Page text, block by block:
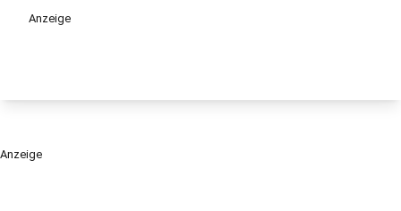
Anzeige
Anzeige